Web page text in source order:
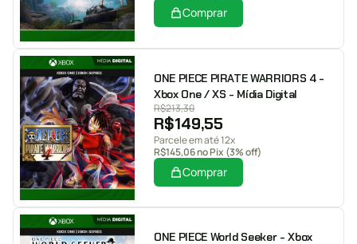
Comprar
ONE PIECE PIRATE WARRIORS 4 -
Xbox One / XS - Mídia Digital
R$213,30
R$149,55
Parcele em até 12x
R$145,06no Pix (3% off)
Comprar
ONE PIECE World Seeker - Xbox